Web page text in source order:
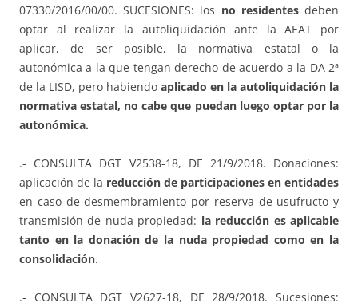
07330/2016/00/00. SUCESIONES: los no residentesdeben
optar al realizar la autoliquidación ante la AEAT por
aplicar, de ser posible, la normativa estatal o la
autonómica a la que tengan derecho de acuerdo a la DA 2ª
de la LISD, pero habiendo aplicado en la autoliquidación la
normativa estatal, no cabe que puedan luego optar por la
autonómica.
.- CONSULTA DGT V2538-18, DE 21/9/2018. Donaciones:
aplicación de la reducción de participaciones en entidades
en caso de desmembramiento por reserva de usufructo y
transmisión de nuda propiedad: la reducción es aplicable
tanto en la donación de la nuda propiedad como en la
consolidación.
.- CONSULTA DGT V2627-18, DE 28/9/2018. Sucesiones: